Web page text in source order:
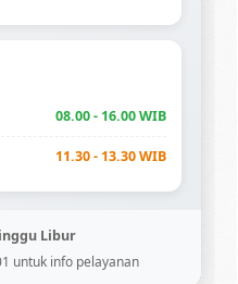
08.00 - 16.00 WIB
11.30 - 13.30 WIB
Libur
untuk info pelayanan